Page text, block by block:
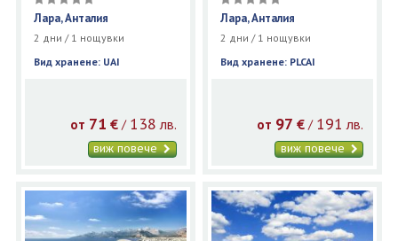
Лара, Анталия
2 дни / 1 нощувки
Вид хранене: UAI
от 71 €/ 138 лв.
виж повече
Лара, Анталия
2 дни / 1 нощувки
Вид хранене: PLCAI
от 97 € / 191 лв.
виж повече